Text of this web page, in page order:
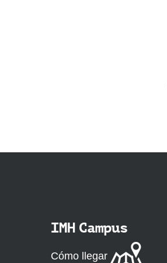
IMH Campus
Cómo llegar